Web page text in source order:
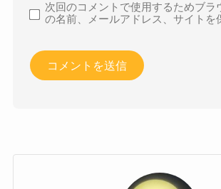
次回のコメントで使用するためブラ
の名前、メールアドレス、サイトを